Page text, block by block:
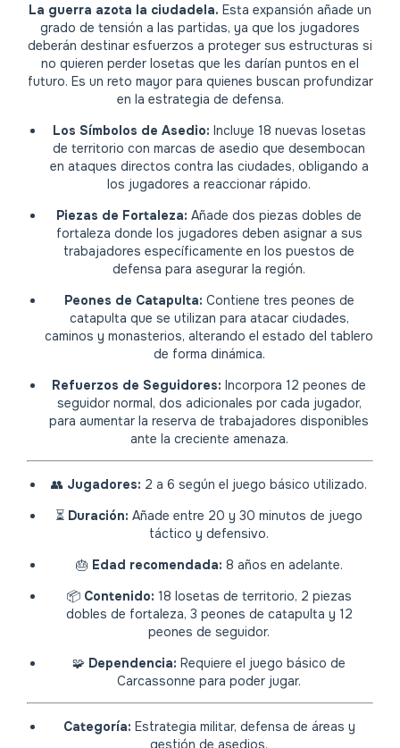
La guerra azota la ciudadela. Esta expansión añade un
grado de tensión a las partidas, ya que los jugadores
deberán destinar esfuerzos a proteger sus estructuras si
no quieren perder losetas que les darían puntos en el
futuro. Es un reto mayor para quienes buscan profundizar
en la estrategia de defensa.
Los Símbolos de Asedio: Incluye 18 nuevas losetas
de territorio con marcas de asedio que desembocan
en ataques directos contra las ciudades, obligando a
los jugadores a reaccionar rápido.
Piezas de Fortaleza: Añade dos piezas dobles de
fortaleza donde los jugadores deben asignar a sus
trabajadores específicamente en los puestos de
defensa para asegurar la región.
Peones de Catapulta: Contiene tres peones de
catapulta que se utilizan para atacar ciudades,
caminos y monasterios, alterando el estado del tablero
de forma dinámica.
Refuerzos de Seguidores: Incorpora 12 peones de
seguidor normal, dos adicionales por cada jugador,
para aumentar la reserva de trabajadores disponibles
ante la creciente amenaza.
👥 Jugadores: 2 a 6 según el juego básico utilizado.
⏳ Duración: Añade entre 20 y 30 minutos de juego
táctico y defensivo.
🎂 Edad recomendada: 8 años en adelante.
📦 Contenido: 18 losetas de territorio, 2 piezas
dobles de fortaleza, 3 peones de catapulta y 12
peones de seguidor.
🧩 Dependencia: Requiere el juego básico de
Carcassonne para poder jugar.
Categoría: Estrategia militar, defensa de áreas y
gestión de asedios.